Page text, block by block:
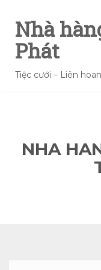
Nhà
Phát
Tiệc cưới – Liên
NHA